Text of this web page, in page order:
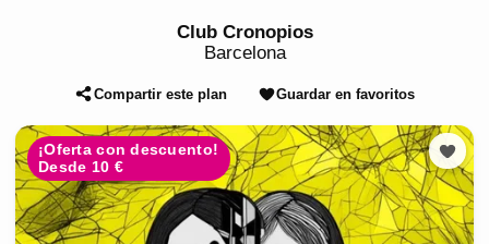
Club Cronopios
Barcelona
Compartir este plan Guardar en favoritos
¡Oferta con descuento!
Desde 10 €